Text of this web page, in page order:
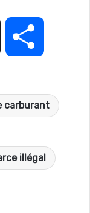
r
t
carburant
illégal